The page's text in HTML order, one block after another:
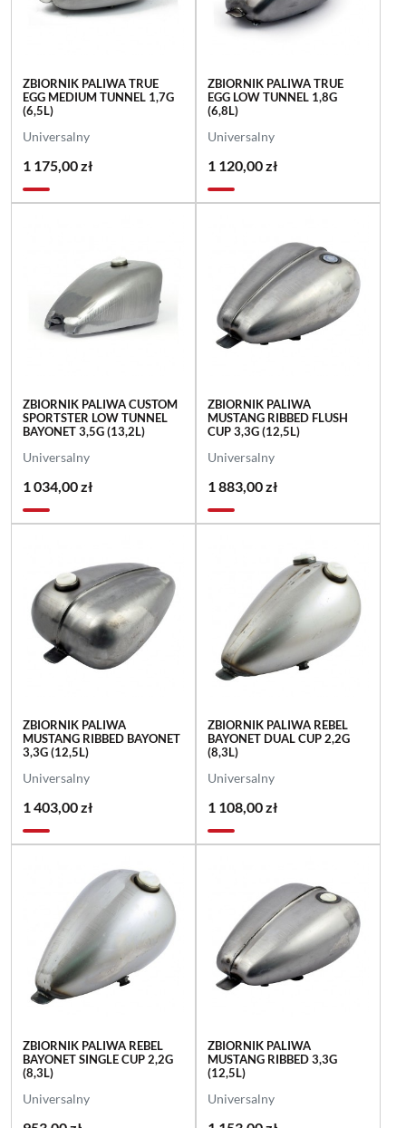
ZBIORNIK PALIWA TRUE
EGG MEDIUM TUNNEL 1,7G
(6,5L)
Universalny
1 175,00 zł
ZBIORNIK PALIWA TRUE
EGG LOW TUNNEL 1,8G
(6,8L)
Universalny
1 120,00 zł
ZBIORNIK PALIWA CUSTOM
SPORTSTER LOW TUNNEL
BAYONET 3,5G (13,2L)
Universalny
1 034,00 zł
ZBIORNIK PALIWA
MUSTANG RIBBED FLUSH
CUP 3,3G (12,5L)
Universalny
1 883,00 zł
ZBIORNIK PALIWA
MUSTANG RIBBED BAYONET
3,3G (12,5L)
Universalny
1 403,00 zł
ZBIORNIK PALIWA REBEL
BAYONET DUAL CUP 2,2G
(8,3L)
Universalny
1 108,00 zł
ZBIORNIK PALIWA REBEL
BAYONET SINGLE CUP 2,2G
(8,3L)
Universalny
ZBIORNIK PALIWA
MUSTANG RIBBED 3,3G
(12,5L)
Universalny